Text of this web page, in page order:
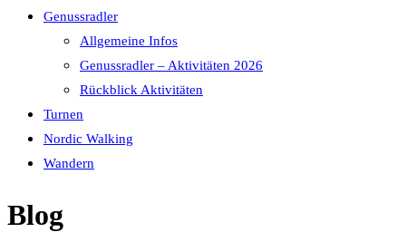
Genussradler
Allgemeine Infos
Genussradler – Aktivitäten 2026
Rückblick Aktivitäten
Turnen
Nordic Walking
Wandern
Blog